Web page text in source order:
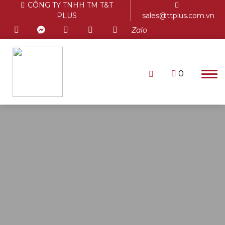
CÔNG TY TNHH TM T&T
PLUS
sales@ttplus.com.vn
Zalo
0